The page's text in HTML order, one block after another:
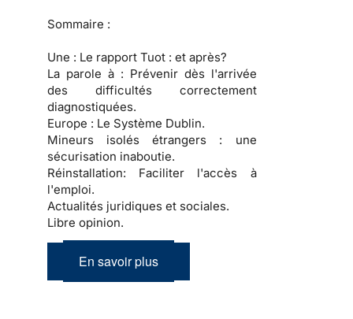
Sommaire :
Une : Le rapport Tuot : et après?
La parole à : Prévenir dès l'arrivée
des difficultés correctement
diagnostiquées.
Europe : Le Système Dublin.
Mineurs isolés étrangers : une
sécurisation inaboutie.
Réinstallation: Faciliter l'accès à
l'emploi.
Actualités juridiques et sociales.
Libre opinion.
En savoir plus